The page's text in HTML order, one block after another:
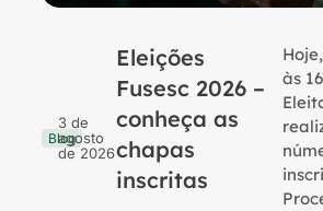
Blog
3 de
agosto
de 2026
Eleições
Fusesc 2026 –
conheça as
chapas
inscritas
às